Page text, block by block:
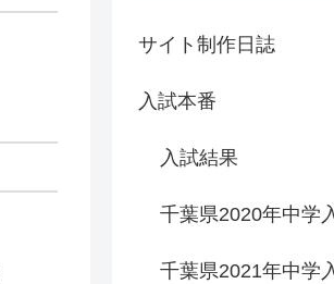
サイト制作日誌
入試本番
入試結果
千葉県2020年中学
千葉県2021年中学